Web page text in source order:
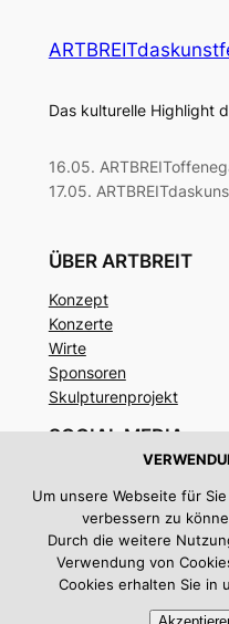
Das kulturelle Highlight
16.05.
17.05.
ÜBER ARTBREIT
Konzept
Konzerte
Wirte
Sponsoren
Skulpturenprojekt
SOCIAL MEDIA
Instagram
Twitter/X
Impressum|
Um unsere Webseite für
verbessern zu
Durch die weitere
Verwendung von
Cookies erhalten Sie in